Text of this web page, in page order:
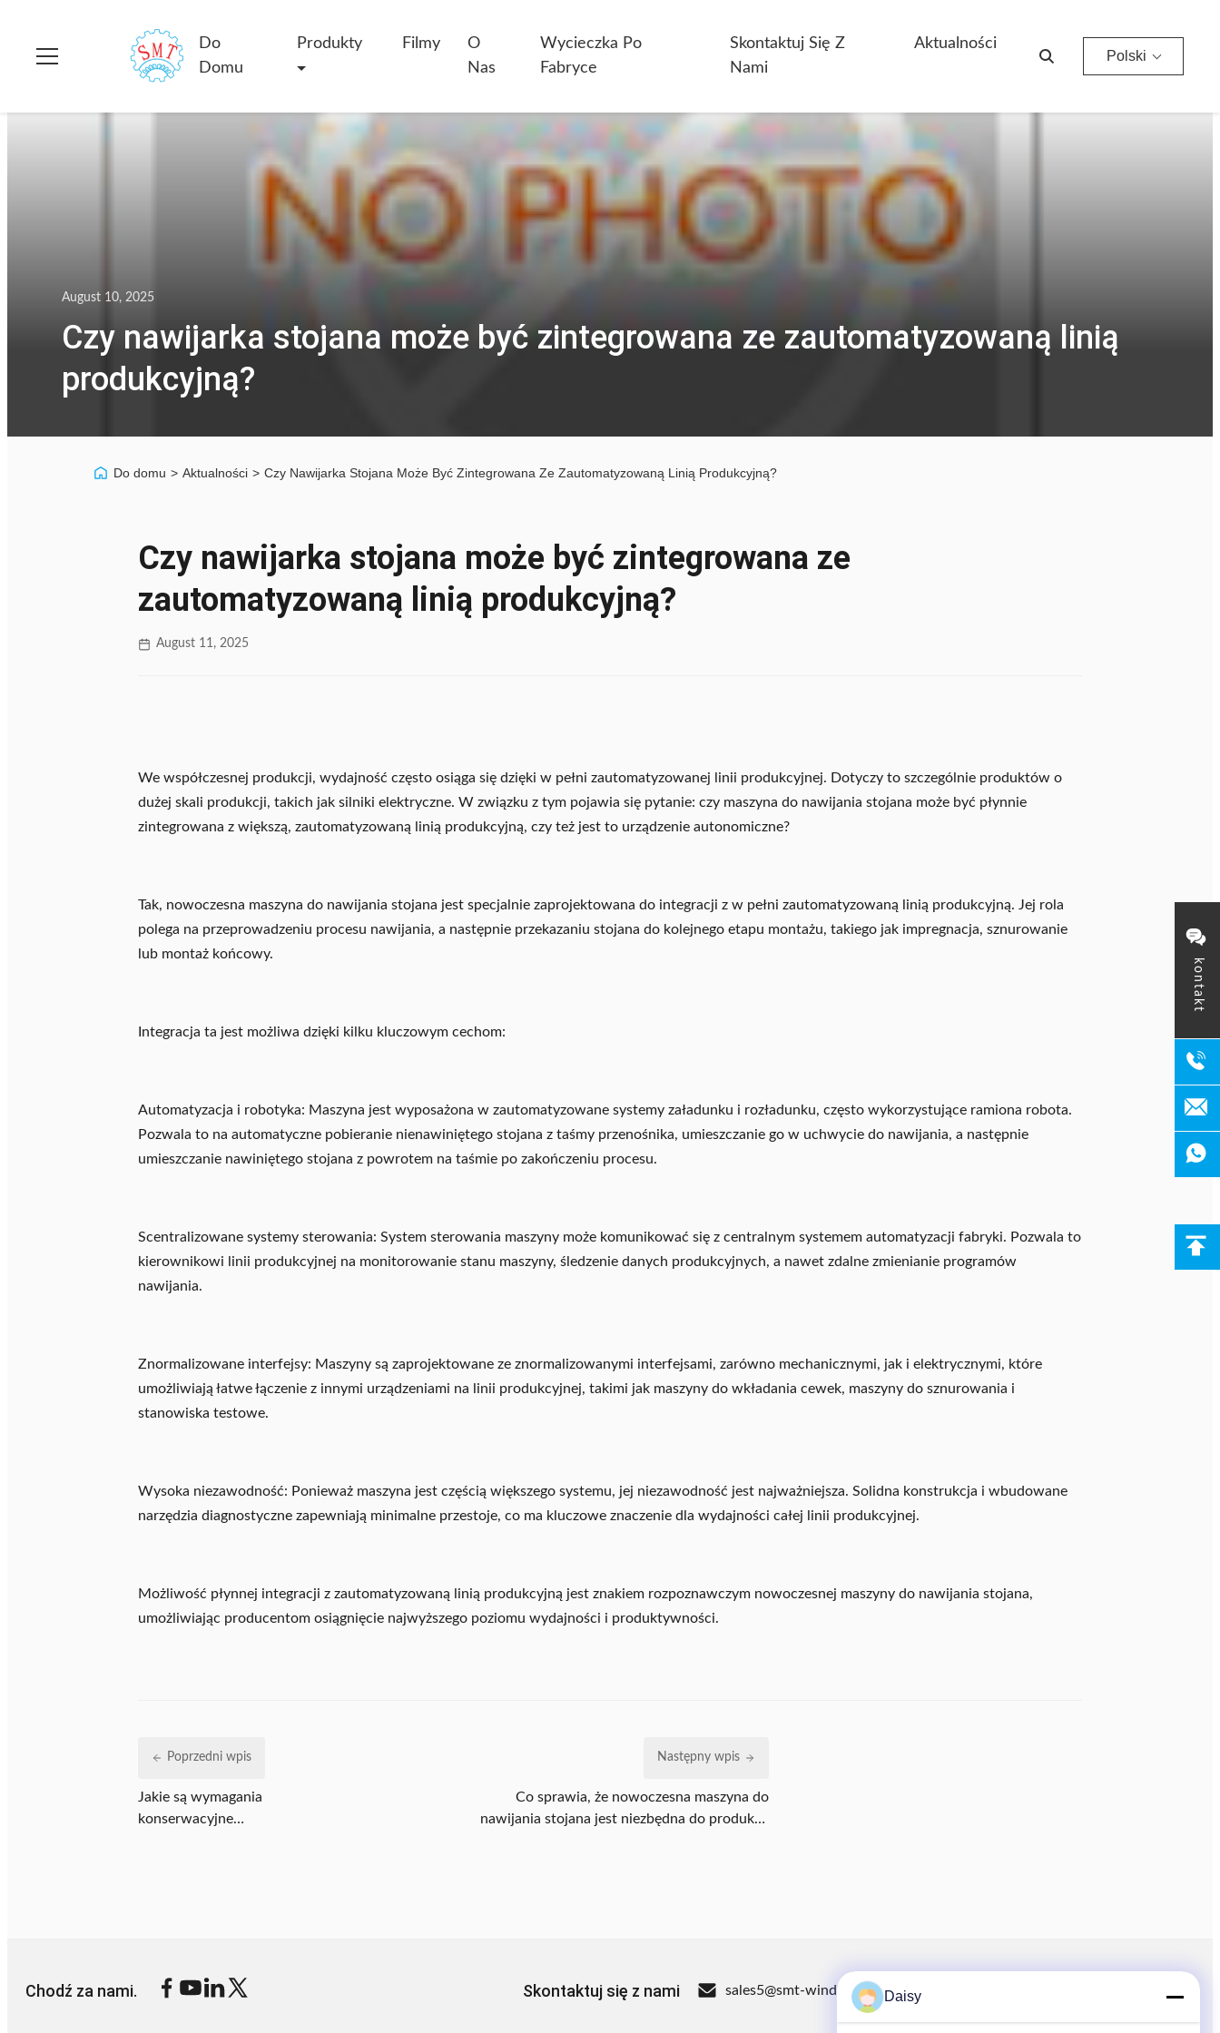
kontakt
Do
Domu
Produkty Filmy
O
Nas
Wycieczka Po
Fabryce
Skontaktuj Się Z
Nami
Aktualności
Polski
August 10, 2025
Czy nawijarka stojana może być zintegrowana ze zautomatyzowaną linią
produkcyjną?
Do domu > Aktualności > Czy Nawijarka Stojana Może Być Zintegrowana Ze Zautomatyzowaną Linią Produkcyjną?
Czy nawijarka stojana może być zintegrowana ze
zautomatyzowaną linią produkcyjną?
August 11, 2025
We współczesnej produkcji, wydajność często osiąga się dzięki w pełni zautomatyzowanej linii produkcyjnej. Dotyczy to szczególnie produktów o
dużej skali produkcji, takich jak silniki elektryczne. W związku z tym pojawia się pytanie: czy maszyna do nawijania stojana może być płynnie
zintegrowana z większą, zautomatyzowaną linią produkcyjną, czy też jest to urządzenie autonomiczne?
Tak, nowoczesna maszyna do nawijania stojana jest specjalnie zaprojektowana do integracji z w pełni zautomatyzowaną linią produkcyjną. Jej rola
polega na przeprowadzeniu procesu nawijania, a następnie przekazaniu stojana do kolejnego etapu montażu, takiego jak impregnacja, sznurowanie
lub montaż końcowy.
Integracja ta jest możliwa dzięki kilku kluczowym cechom:
Automatyzacja i robotyka: Maszyna jest wyposażona w zautomatyzowane systemy załadunku i rozładunku, często wykorzystujące ramiona robota.
Pozwala to na automatyczne pobieranie nienawiniętego stojana z taśmy przenośnika, umieszczanie go w uchwycie do nawijania, a następnie
umieszczanie nawiniętego stojana z powrotem na taśmie po zakończeniu procesu.
Scentralizowane systemy sterowania: System sterowania maszyny może komunikować się z centralnym systemem automatyzacji fabryki. Pozwala to
kierownikowi linii produkcyjnej na monitorowanie stanu maszyny, śledzenie danych produkcyjnych, a nawet zdalne zmienianie programów
nawijania.
Znormalizowane interfejsy: Maszyny są zaprojektowane ze znormalizowanymi interfejsami, zarówno mechanicznymi, jak i elektrycznymi, które
umożliwiają łatwe łączenie z innymi urządzeniami na linii produkcyjnej, takimi jak maszyny do wkładania cewek, maszyny do sznurowania i
stanowiska testowe.
Wysoka niezawodność: Ponieważ maszyna jest częścią większego systemu, jej niezawodność jest najważniejsza. Solidna konstrukcja i wbudowane
narzędzia diagnostyczne zapewniają minimalne przestoje, co ma kluczowe znaczenie dla wydajności całej linii produkcyjnej.
Możliwość płynnej integracji z zautomatyzowaną linią produkcyjną jest znakiem rozpoznawczym nowoczesnej maszyny do nawijania stojana,
umożliwiając producentom osiągnięcie najwyższego poziomu wydajności i produktywności.
Poprzedni wpis
Jakie są wymagania
konserwacyjne
Następny wpis
Co sprawia, że nowoczesna maszyna do
nawijania stojana jest niezbędna do produkcji
Chodź za nami. Skontaktuj się z nami sales5@smt-winding.com 8613914006446
Daisy